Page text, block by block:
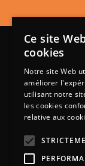
©
Ce site
cookies
Notre site Web
améliorer
utilisant notre
les cookies
relative aux